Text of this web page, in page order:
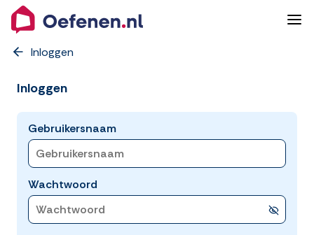
Inloggen
Inloggen
Gebruikersnaam
Wachtwoord